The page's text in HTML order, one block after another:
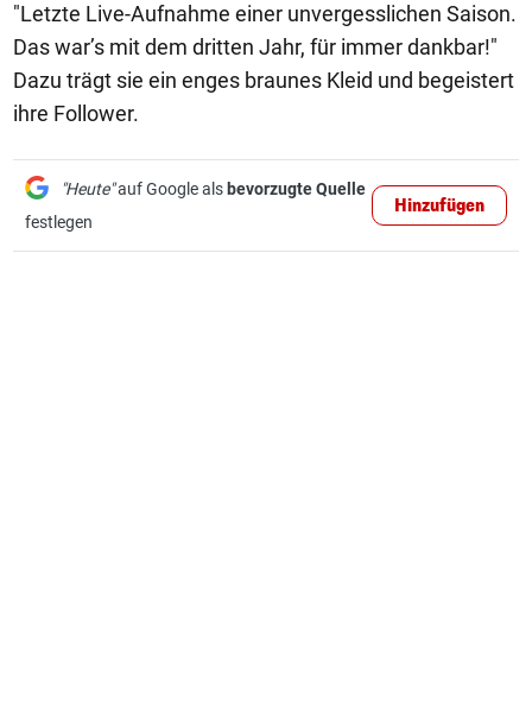
"Letzte Live-Aufnahme einer unvergesslichen Saison.
Das war’s mit dem dritten Jahr, für immer dankbar!"
Dazu trägt sie ein enges braunes Kleid und begeistert
ihre Follower.
"Heute"auf Google als bevorzugte Quelle
festlegen
Hinzufügen